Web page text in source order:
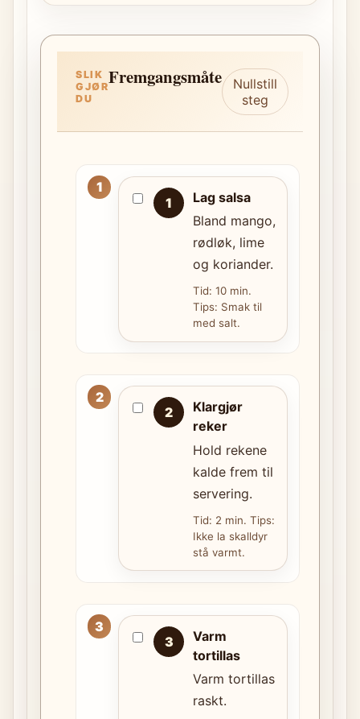
SLIK
GJØR
DU
Fremgangsmåte
Nullstill
steg
1
Lag salsa
Bland mango,
rødløk, lime
og koriander.
Tid: 10 min.
Tips: Smak til
med salt.
2
Klargjør
reker
Hold rekene
kalde frem til
servering.
Tid: 2 min. Tips:
Ikke la skalldyr
stå varmt.
3
Varm
tortillas
Varm tortillas
raskt.